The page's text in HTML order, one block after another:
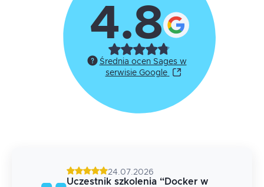
4.8
Średnia ocen Sages w
serwisie Google
24.07.2026
Uczestnik szkolenia “Docker w